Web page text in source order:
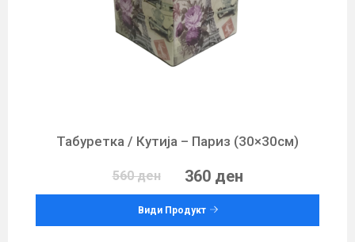
Табуретка / Кутија – Париз (30×30см)
560 ден 360 ден
Види Продукт